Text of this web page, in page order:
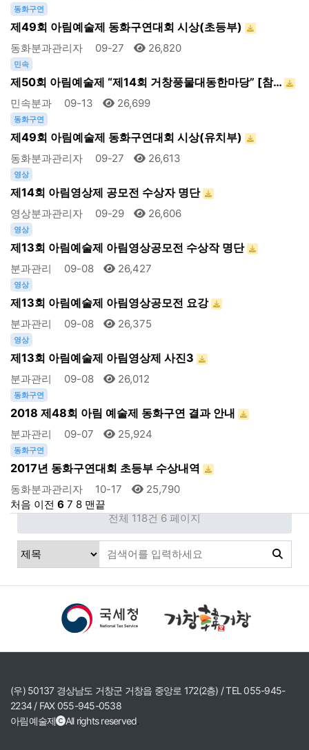
동화구연
제49회 아림예술제 동화구연대회 시상(초등부)
동화분과관리자 09-27 26,820
민속
제50회 아림예술제 “제14회 거창풍물대동한마당” [참…
민속분과 09-13 26,699
동화구연
제49회 아림예술제 동화구연대회 시상(유치부)
동화분과관리자 09-27 26,613
영상
제14회 아림영상제 공모전 수상자 명단
영상분과관리자 09-29 26,606
영상
제13회 아림예술제 아림영상공모전 수상작 명단
분과관리 09-08 26,427
영상
제13회 아림예술제 아림영상공모전 요강
분과관리 09-08 26,375
영상
제13회 아림예술제 아림영상제 사진3
분과관리 09-08 26,012
동화구연
2018 제48회 아림 예술제 동화구연 결과 안내
분과관리 09-07 25,924
동화구연
2017년 동화구연대회 초등부 수상내역
동화분과관리자 10-17
25,790
처음 이전 6 7 8 맨끝
전체 118건 6 페이지
(우) 50137 경상남도 거창군 거창읍 중앙로 172(2층) / TEL 055-945-
2234 / FAX 055-945-0538
아림예술제
All rights reserved.